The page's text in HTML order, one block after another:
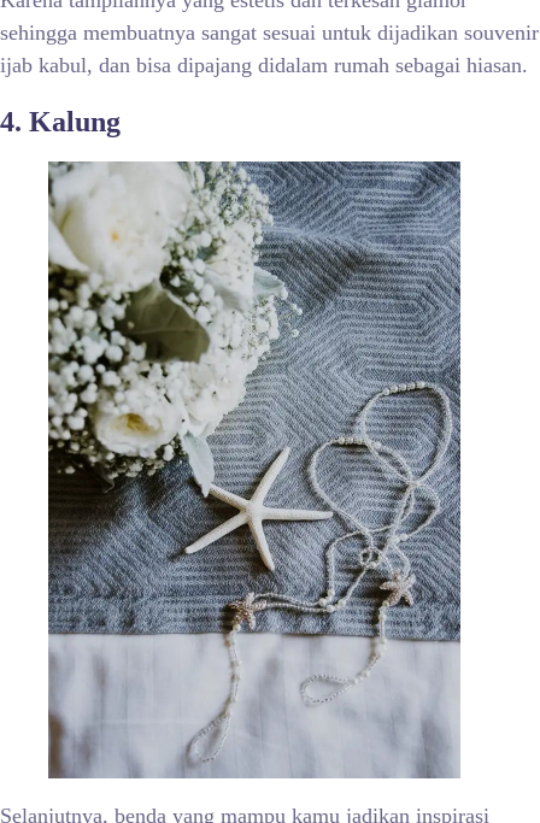
sehingga membuatnya sangat sesuai untuk dijadikan souvenir
ijab kabul, dan bisa dipajang didalam rumah sebagai hiasan.
4. Kalung
Selanjutnya, benda yang mampu kamu jadikan inspirasi